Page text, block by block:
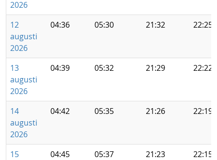
2026
12
augusti
2026
04:36 05:30 21:32 22:25
13
augusti
2026
04:39 05:32 21:29 22:22
14
augusti
2026
04:42 05:35 21:26 22:19
15
04:45 05:37 21:23 22:15